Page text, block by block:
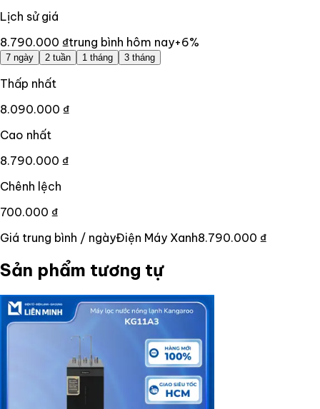
Lịch sử giá
8.790.000 ₫trung bình hôm nay+6%
7 ngày 2 tuần 1 tháng 3 tháng
Thấp nhất
8.090.000 ₫
Cao nhất
8.790.000 ₫
Chênh lệch
700.000 ₫
Giá trung bình / ngàyĐiện Máy Xanh8.790.000 ₫
Sản phẩm tương tự